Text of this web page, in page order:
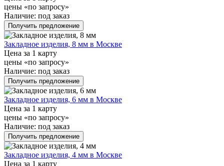
цены «по запросу»
Наличие: под заказ
Получить предложение
Закладное изделия, 8 мм в Москве
Цена за 1 карту
цены «по запросу»
Наличие: под заказ
Получить предложение
Закладное изделия, 6 мм в Москве
Цена за 1 карту
цены «по запросу»
Наличие: под заказ
Получить предложение
Закладное изделия, 4 мм в Москве
Цена за 1 карту